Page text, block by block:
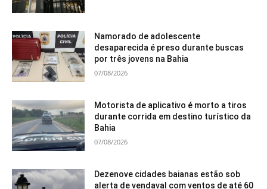
Namorado de adolescente
desaparecida é preso durante buscas
por três jovens na Bahia
07/08/2026
Motorista de aplicativo é morto a tiros
durante corrida em destino turístico da
Bahia
07/08/2026
Dezenove cidades baianas estão sob
alerta de vendaval com ventos de até 60